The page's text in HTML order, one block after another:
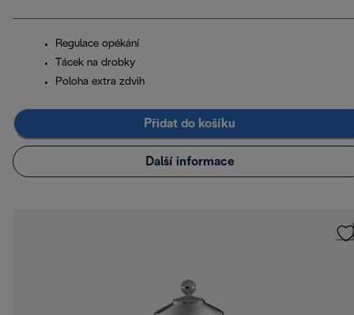
Regulace opékání
Tácek na drobky
Poloha extra zdvih
Přidat do košíku
Další informace